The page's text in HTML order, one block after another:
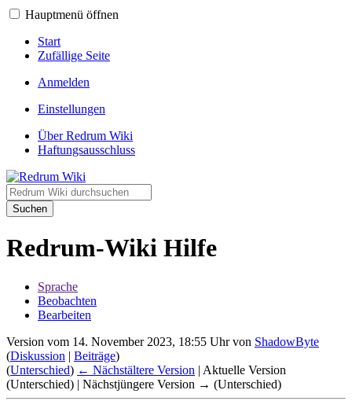
Hauptmenü öffnen
Start
Zufällige Seite
Anmelden
Einstellungen
Über Redrum Wiki
Haftungsausschluss
Suchen
Redrum-Wiki Hilfe
Sprache
Beobachten
Bearbeiten
Version vom 14. November 2023, 18:55 Uhr von ShadowByte
(Diskussion | Beiträge)
(Unterschied) ← Nächstältere Version | Aktuelle Version
(Unterschied) | Nächstjüngere Version → (Unterschied)